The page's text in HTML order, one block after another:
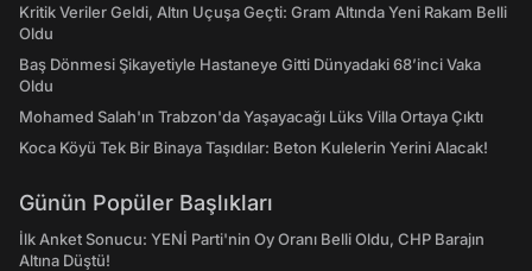
Kritik Veriler Geldi, Altın Uçuşa Geçti: Gram Altında Yeni Rakam Belli
Oldu
Baş Dönmesi Şikayetiyle Hastaneye Gitti Dünyadaki 68’inci Vaka
Oldu
Mohamed Salah'ın Trabzon'da Yaşayacağı Lüks Villa Ortaya Çıktı
Koca Köyü Tek Bir Binaya Taşıdılar: Beton Kulelerin Yerini Alacak!
Günün Popüler Başlıkları
İlk Anket Sonucu: YENİ Parti'nin Oy Oranı Belli Oldu, CHP Barajın
Altına Düştü!